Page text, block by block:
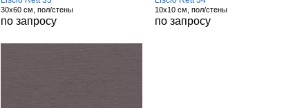
30x60 см, пол/стены
по запросу
10x10 см, пол/стены
по запросу